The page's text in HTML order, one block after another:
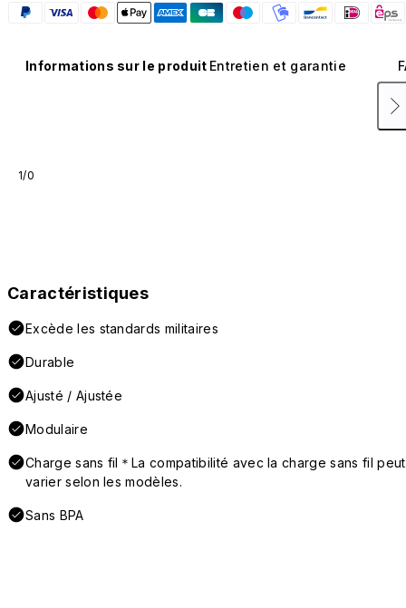
Informations sur le produit Entretien et garantie
1/0
Caractéristiques
Excède les standards militaires
Durable
Ajusté / Ajustée
Modulaire
Charge sans fil＊La compatibilité avec la charge sans fil peut
varier selon les modèles.
Sans BPA